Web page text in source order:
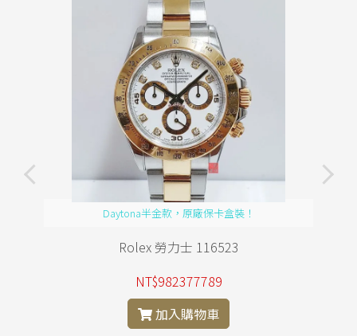
Daytona半金款，原廠保卡盒裝！
Rolex 勞力士 116523
NT$982377789
加入購物車